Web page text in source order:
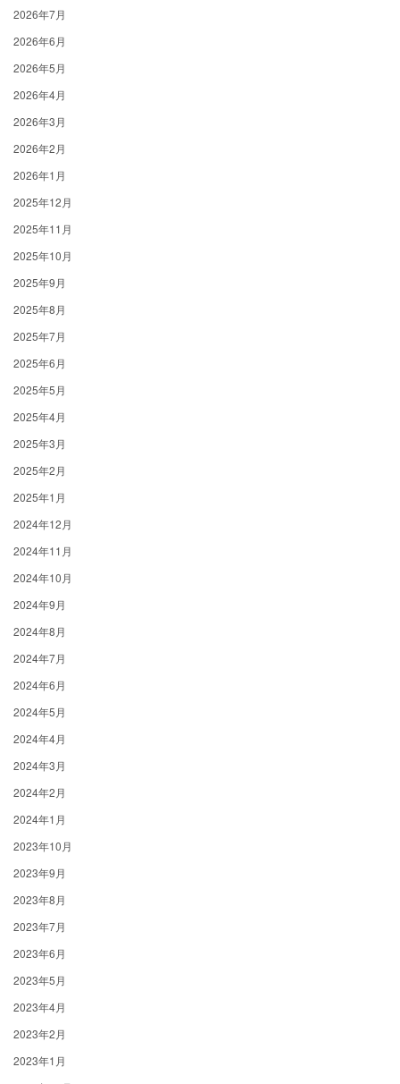
2026年7月
2026年6月
2026年5月
2026年4月
2026年3月
2026年2月
2026年1月
2025年12月
2025年11月
2025年10月
2025年9月
2025年8月
2025年7月
2025年6月
2025年5月
2025年4月
2025年3月
2025年2月
2025年1月
2024年12月
2024年11月
2024年10月
2024年9月
2024年8月
2024年7月
2024年6月
2024年5月
2024年4月
2024年3月
2024年2月
2024年1月
2023年10月
2023年9月
2023年8月
2023年7月
2023年6月
2023年5月
2023年4月
2023年2月
2023年1月